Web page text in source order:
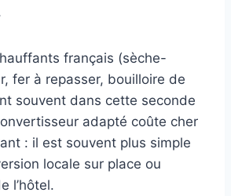
français (sèche-
fer à repasser, bouilloire de
souvent dans cette seconde
adapté coûte cher
: il est souvent plus simple
locale sur place ou
l’hôtel.